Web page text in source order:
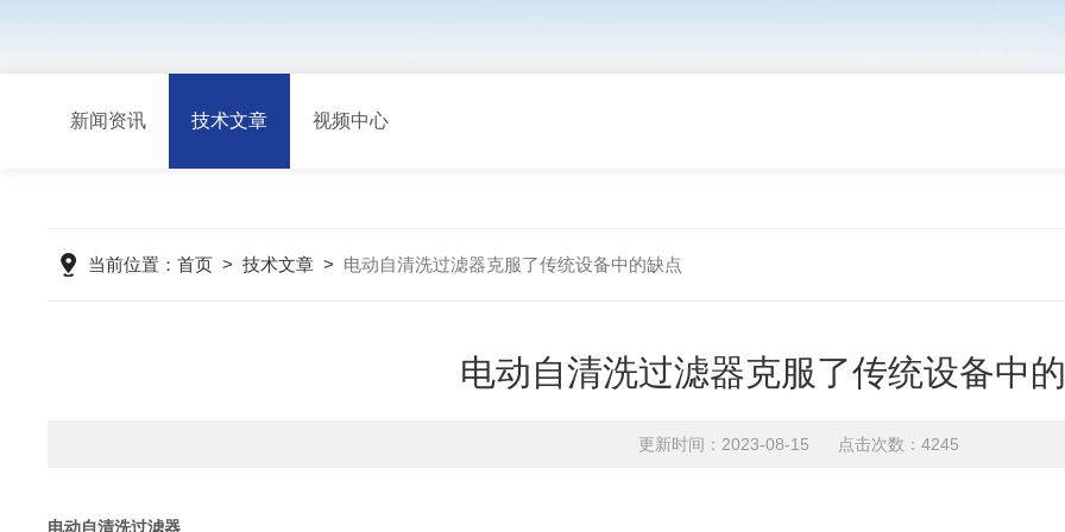
新闻资讯 技术文章 视频中心
当前位置：首页 >技术文章 > 电动自清洗过滤器克服了传统设备中的缺点
电动自清洗过滤器克服了传统设备中
更新时间：2023-08-15 点击次数：4245
电动自清洗过滤器